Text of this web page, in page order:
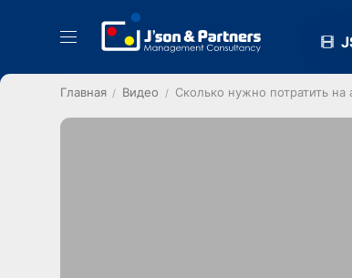
Главная Видео Сколько нужно потратить на